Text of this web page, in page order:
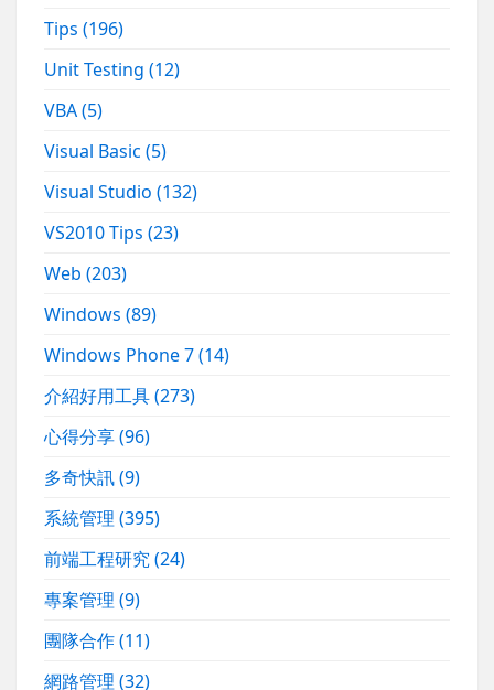
Tips(196)
Unit Testing(12)
VBA(5)
Visual Basic(5)
Visual Studio(132)
VS2010 Tips(23)
Web(203)
Windows(89)
Windows Phone 7(14)
介紹好用工具(273)
心得分享(96)
多奇快訊(9)
系統管理(395)
前端工程研究(24)
專案管理(9)
團隊合作(11)
網路管理(32)